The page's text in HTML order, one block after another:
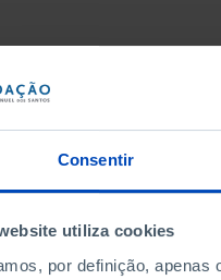
Consentir
utiliza cookies
por definição, apenas